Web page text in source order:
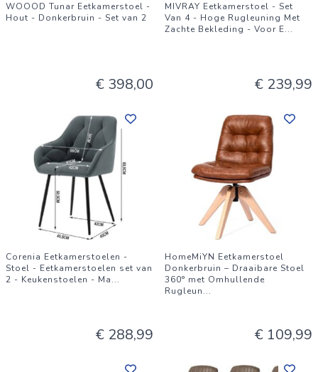
WOOOD Tunar Eetkamerstoel -
Hout - Donkerbruin - Set van 2
€ 398,00
MIVRAY Eetkamerstoel - Set
Van 4 - Hoge Rugleuning Met
Zachte Bekleding - Voor E...
€ 239,99
Corenia Eetkamerstoelen -
Stoel - Eetkamerstoelen set van
2 - Keukenstoelen - Ma...
€ 288,99
HomeMiYN Eetkamerstoel
Donkerbruin – Draaibare Stoel
360° met Omhullende
Rugleun...
€ 109,99